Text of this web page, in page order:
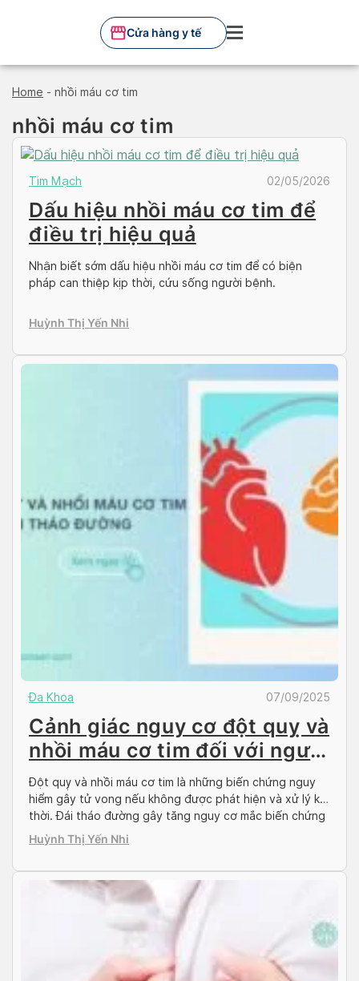
Cửa hàng y tế
Home - nhồi máu cơ tim
nhồi máu cơ tim
Tim Mạch 02/05/2026
Dấu hiệu nhồi máu cơ tim để
điều trị hiệu quả
Nhận biết sớm dấu hiệu nhồi máu cơ tim để có biện
pháp can thiệp kịp thời, cứu sống người bệnh.
Huỳnh Thị Yến Nhi
Đa Khoa 07/09/2025
Cảnh giác nguy cơ đột quỵ và
nhồi máu cơ tim đối với người
đái tháo đường
Đột quỵ và nhồi máu cơ tim là những biến chứng nguy
hiểm gây tử vong nếu không được phát hiện và xử lý kịp
thời. Đái tháo đường gây tăng nguy cơ mắc biến chứng
này. Mối liên hệ giữa đái tháo đường và đột quỵ, nhồi
máu cơ tim là như thế nào, […]
Huỳnh Thị Yến Nhi